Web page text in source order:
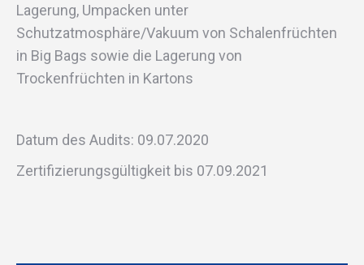
Lagerung, Umpacken unter
Schutzatmosphäre/Vakuum von Schalenfrüchten
in Big Bags sowie die Lagerung von
Trockenfrüchten in Kartons
Datum des Audits: 09.07.2020
Zertifizierungsgültigkeit bis 07.09.2021